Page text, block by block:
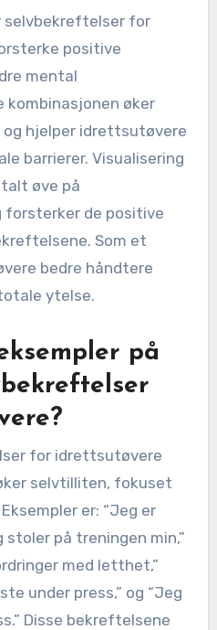
selvbekreftelser for
positive
mental
kombinasjonen øker
hjelper idrettsutøvere
barrierer. Visualisering
øve på
forsterker de positive
Som et
bedre håndtere
ytelse.
på
for idrettsutøvere
selvtilliten, fokuset
er: “Jeg er
stoler på treningen min,”
med letthet,”
under press,” og “Jeg
Disse bekreftelsene